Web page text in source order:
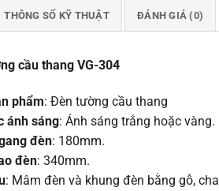
THÔNG SỐ KỸ THUẬT ĐÁNH GIÁ (0)
cầu thang VG-304
phẩm: Đèn tường cầu thang
ánh sáng: Ánh sáng trắng hoặc vàng.
đèn: 180mm.
đèn: 340mm.
: Mâm đèn và khung đèn bằng gỗ,